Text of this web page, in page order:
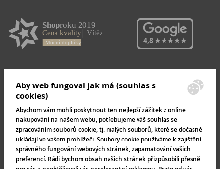
Aby web fungoval jak má (souhlas s
cookies)
Abychom vám mohli poskytnout ten nejlepší zážitek z online
nakupování na našem webu, potřebujeme váš souhlas se
zpracováním souborů cookie, tj. malých souborů, které se dočasně
ukládají ve vašem prohlížeči. Soubory cookie používáme k zajištění
správného fungování webových stránek, zapamatování vašich
preferencí. Rádi bychom obsah našich stránek přizpůsobili přesně